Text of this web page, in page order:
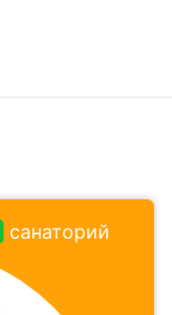
санаторий